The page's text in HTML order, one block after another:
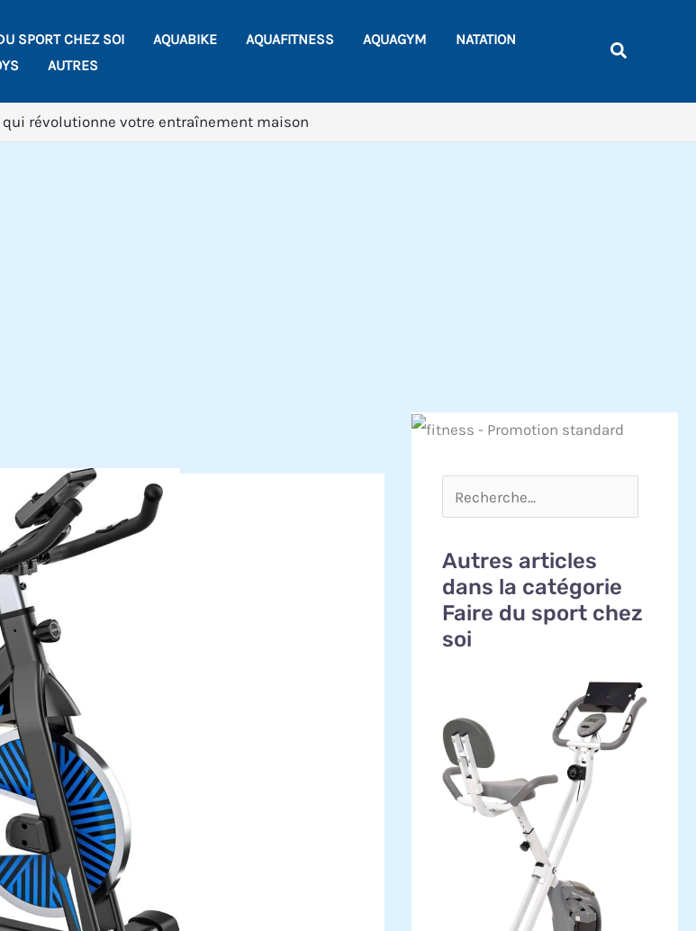
SPORT CHEZ SOI AQUABIKE AQUAFITNESS AQUAGYM
NATATION
AUTRES
qui révolutionne votre entraînement maison
Autres articles
dans la catégorie
Faire du sport chez
soi